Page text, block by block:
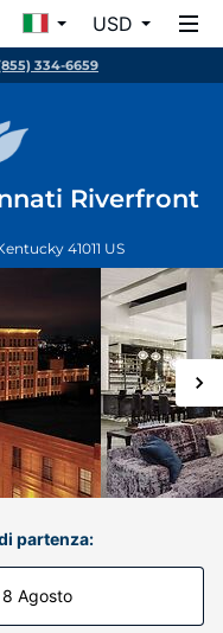
USD
334-6659
Riverfront
41011 US
partenza:
Agosto